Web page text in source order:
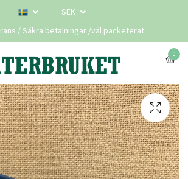
SEK
/ Säkra betalningar /väl packeterat
0